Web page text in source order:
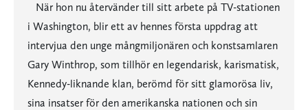
När hon nu återvänder till sitt arbete på TV-stationen
i Washington, blir ett av hennes första uppdrag att
intervjua den unge mångmiljonären och konstsamlaren
Gary Winthrop, som tillhör en legendarisk, karismatisk,
Kennedy-liknande klan, berömd för sitt glamorösa liv,
sina insatser för den amerikanska nationen och sin